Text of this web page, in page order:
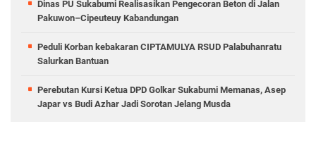
Dinas PU Sukabumi Realisasikan Pengecoran Beton di Jalan
Pakuwon–Cipeuteuy Kabandungan
Peduli Korban kebakaran CIPTAMULYA RSUD Palabuhanratu
Salurkan Bantuan
Perebutan Kursi Ketua DPD Golkar Sukabumi Memanas, Asep
Japar vs Budi Azhar Jadi Sorotan Jelang Musda